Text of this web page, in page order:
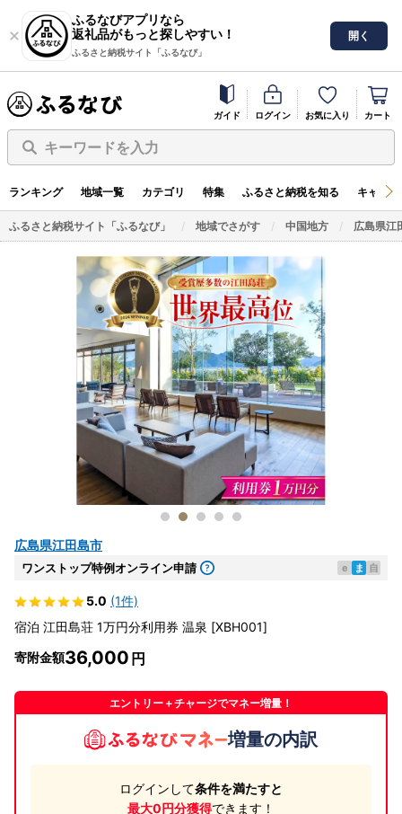
ふるなびアプリなら
返礼品がもっと探しやすい！
ふるさと納税サイト「ふるなび」
開く
ガイド ログイン お気に入り カート
キーワードを入力
ランキング 地域一覧 カテゴリ 特集 ふるさと納税を知る キャン
ふるさと納税サイト「ふるなび」 地域でさがす 中国地方 広島県江
広島県江田島市
ワンストップ特例オンライン申請 e ま 自
5.0 (1件)
宿泊 江田島荘 1万円分利用券 温泉 [XBH001]
寄附金額36,000
エントリー＋チャージでマネー増量！
増量の内訳
ログインして条件を満たすと
最大0円分獲得できます！